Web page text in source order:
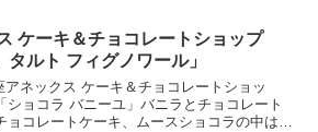
ケーキ＆チョコレートショップ
タルト フィグノワール」
ネックス ケーキ＆チョコレートショッ
ショコラ バニーユ」バニラとチョコレート
ョコレートケーキ、ムースショコラの中はビ